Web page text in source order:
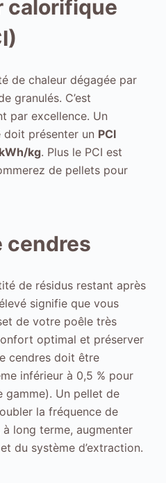
calorifique
de chaleur dégagée par
granulés. C’est
par excellence. Un
doit présenter un PCI
kg. Plus le PCI est
de pellets pour
cendres
de résidus restant après
signifie que vous
de votre poêle très
optimal et préserver
cendres doit être
inférieur à 0,5 % pour
gamme). Un pellet de
la fréquence de
long terme, augmenter
du système d’extraction.